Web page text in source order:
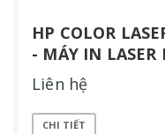
HP COLOR
- MÁY IN
Liên hệ
CHI TIẾT